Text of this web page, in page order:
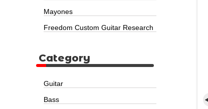
Mayones
Freedom Custom Guitar Research
Category
Guitar
Bass